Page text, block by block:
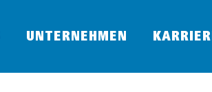
UNTERNEHMEN